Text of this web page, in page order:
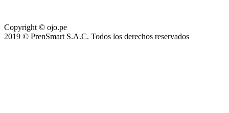
Copyright © ojo.pe
2019 © PrenSmart S.A.C. Todos los derechos reservados